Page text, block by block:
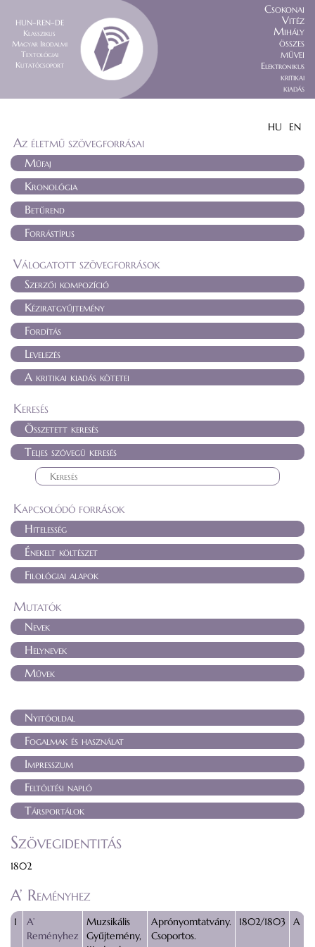
HUN–REN–DE
Klasszikus
Magyar Irodalmi
Textológiai
Kutatócsoport
Csokonai
Vitéz
Mihály
összes
művei
Elektronikus
kritikai
kiadás
HU EN
Az életmű szövegforrásai
Műfaj
Kronológia
Betűrend
Forrástípus
Válogatott szövegforrások
Szerzői kompozíció
Kéziratgyűjtemény
Fordítás
Levelezés
A kritikai kiadás kötetei
Keresés
Összetett keresés
Teljes szövegű keresés
Kapcsolódó források
Hitelesség
Énekelt költészet
Filológiai alapok
Mutatók
Nevek
Helynevek
Művek
Nyitóoldal
Fogalmak és használat
Impresszum
Feltöltési napló
Társportálok
Szövegidentitás
1802
A’ Reményhez
1
A’
Reményhez
Muzsikális
Gyűjtemény,
Aprónyomtatvány.
Csoportos.
1802/1803 A